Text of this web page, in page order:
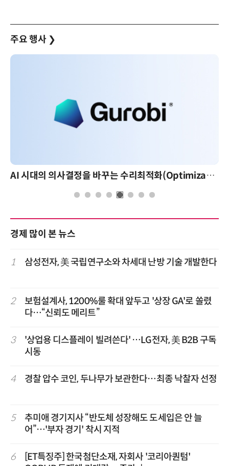
주요 행사 ❯
AI 시대의 의사결정을 바꾸는 수리최적화(Optimization): 실제 산업 적용 사례와 활용 전략
경제 많이 본 뉴스
1 삼성전자, 美 국립연구소와 차세대 난방 기술 개발한다
2
보험설계사, 1200%룰 확대 앞두고 '상장 GA'로 쏠렸
다…“신뢰도 메리트”
3
'상업용 디스플레이 빌려쓴다' …LG전자, 美 B2B 구독
시동
4 경찰 압수 코인, 두나무가 보관한다…최종 낙찰자 선정
5
추미애 경기지사 “반도체 성장해도 도세입은 안 늘
어”…'부자 경기' 착시 지적
6
[ET특징주] 한국첨단소재, 자회사 '코리아퀀텀'